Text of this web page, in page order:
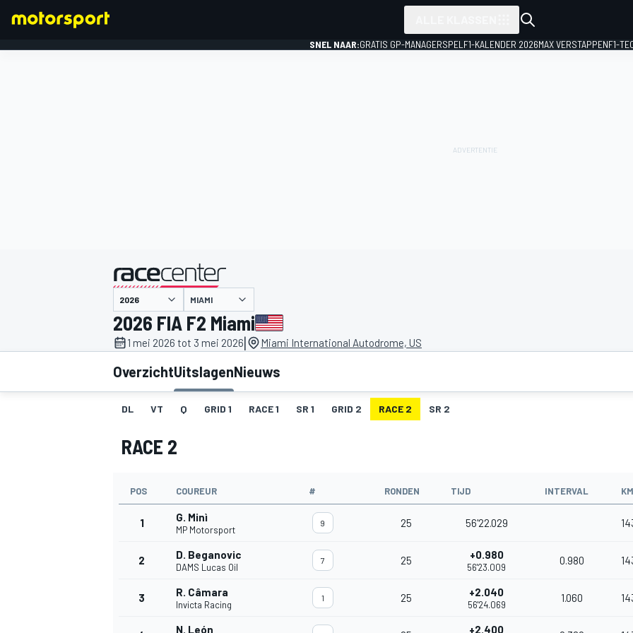
SNEL NAAR:GRATIS GP-MANAGERSPEL F1-KALENDER 2026MAX VERSTAPPENF1-
gepresenteerd door
MIAMI
2026 FIA F2 Miami
1 mei 2026 tot 3 mei 2026| Miami International Autodrome, US
OverzichtUitslagenNieuws
DL VT Q GRID 1 RACE 1 SR 1 GRID 2 RACE 2 SR 2
RACE 2
POS COUREUR # RONDEN TIJD INTERVAL
1 G. Minì
MP Motorsport
9 25 56'22.029
2 D. Beganovic
DAMS Lucas Oil
7 25 +0.980
56'23.009
0.980
3 R. Câmara
Invicta Racing
1 25 +2.040
56'24.069
1.060
N. León +2.400